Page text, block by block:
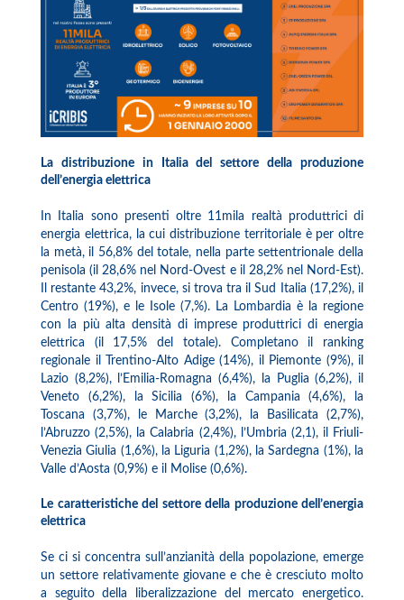
La distribuzione in Italia del settore della produzione
dell’energia elettrica
In Italia sono presenti oltre 11mila realtà produttrici di
energia elettrica, la cui distribuzione territoriale è per oltre
la metà, il 56,8% del totale, nella parte settentrionale della
penisola (il 28,6% nel Nord-Ovest e il 28,2% nel Nord-Est).
Il restante 43,2%, invece, si trova tra il Sud Italia (17,2%), il
Centro (19%), e le Isole (7,%). La Lombardia è la regione
con la più alta densità di imprese produttrici di energia
elettrica (il 17,5% del totale). Completano il ranking
regionale il Trentino-Alto Adige (14%), il Piemonte (9%), il
Lazio (8,2%), l’Emilia-Romagna (6,4%), la Puglia (6,2%), il
Veneto (6,2%), la Sicilia (6%), la Campania (4,6%), la
Toscana (3,7%), le Marche (3,2%), la Basilicata (2,7%),
l’Abruzzo (2,5%), la Calabria (2,4%), l’Umbria (2,1), il Friuli-
Venezia Giulia (1,6%), la Liguria (1,2%), la Sardegna (1%), la
Valle d’Aosta (0,9%) e il Molise (0,6%).
Le caratteristiche del settore della produzione dell’energia
elettrica
Se ci si concentra sull’anzianità della popolazione, emerge
un settore relativamente giovane e che è cresciuto molto
a seguito della liberalizzazione del mercato energetico.